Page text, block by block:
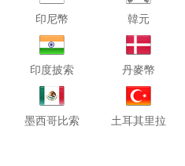
印尼幣 韓元
印度披索 丹麥幣
墨西哥比索 土耳其里拉